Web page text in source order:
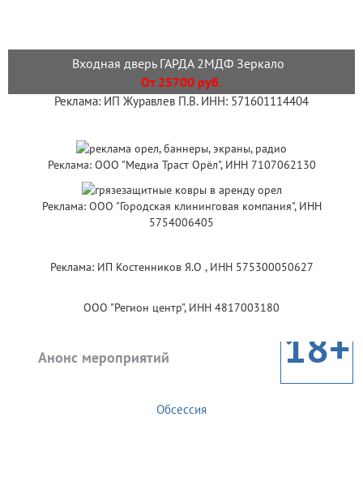
Входная дверь ГАРДА 2МДФ Зеркало
От 25700 руб.
Реклама: ИП Журавлев П.В. ИНН: 571601114404
Реклама: ООО "Медиа Траст Орёл", ИНН 7107062130
Реклама: ООО "Городская клининговая компания", ИНН
5754006405
Реклама: ИП Костенников Я.О , ИНН 575300050627
ООО "Регион центр", ИНН 4817003180
Анонс мероприятий 18+
Обсессия